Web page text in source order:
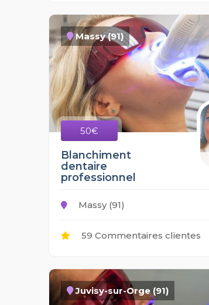
Massy (91)
50€
Blanchiment
dentaire
professionnel
Massy (91)
59 Commentaires clientes
Juvisy-sur-Orge (91)